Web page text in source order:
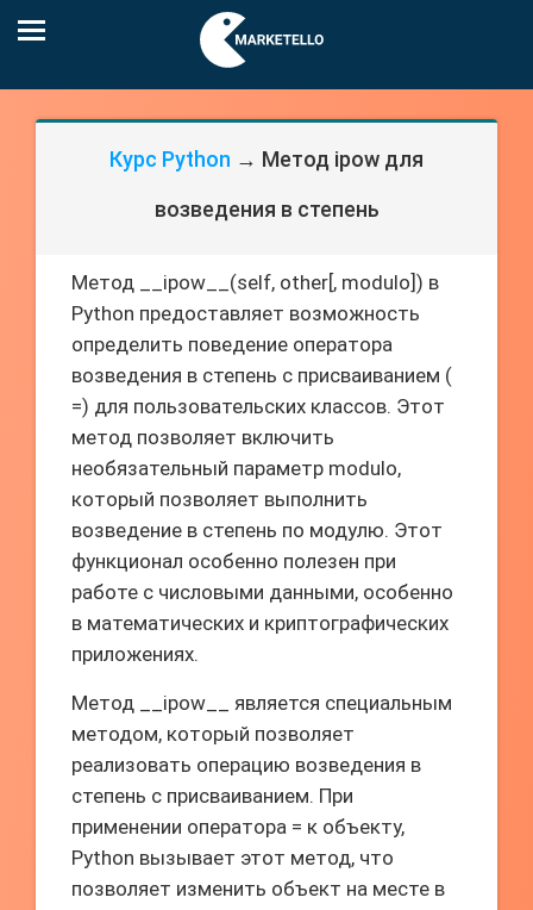
Курс Python → Метод ipow для
возведения в степень
Метод __ipow__(self, other[, modulo]) в
Python предоставляет возможность
определить поведение оператора
возведения в степень с присваиванием (
=) для пользовательских классов. Этот
метод позволяет включить
необязательный параметр modulo,
который позволяет выполнить
возведение в степень по модулю. Этот
функционал особенно полезен при
работе с числовыми данными, особенно
в математических и криптографических
приложениях.
Метод __ipow__ является специальным
методом, который позволяет
реализовать операцию возведения в
степень с присваиванием. При
применении оператора = к объекту,
Python вызывает этот метод, что
позволяет изменить объект на месте в